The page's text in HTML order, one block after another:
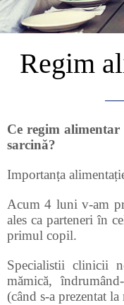
Regim
Ce regim
sarcină?
Importanța
Acum 4 luni v-am
ales ca parteneri în
primul copil.
Specialistii clinicii
mămică,
(când s-a prezentat la